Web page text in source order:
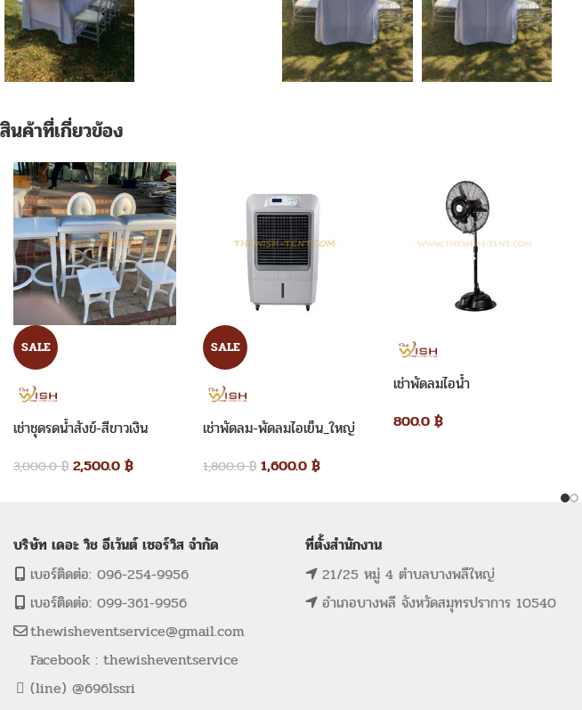
สินค้าที่เกี่ยวข้อง
SALE
เช่าชุดรดน้ำสังข์-สีขาวเงิน
3,000.0฿ 2,500.0 ฿
SALE
เช่าพัดลม-พัดลมไอเย็น_ใหญ่
1,800.0฿ 1,600.0฿
เช่าพัดลมไอน้ำ
800.0 ฿
บริษัท เดอะ วิช อีเว้นต์ เซอร์วิส จำกัด
เบอร์ติดต่อ: 096-254-9956
เบอร์ติดต่อ: 099-361-9956
thewisheventservice@gmail.com
Facebook : thewisheventservice
(line) @696lssri
ที่ตั้งสำนักงาน
21/25 หมู่ 4 ตำบลบางพลีใหญ่
อำเภอบางพลี จังหวัดสมุทรปราการ 10540